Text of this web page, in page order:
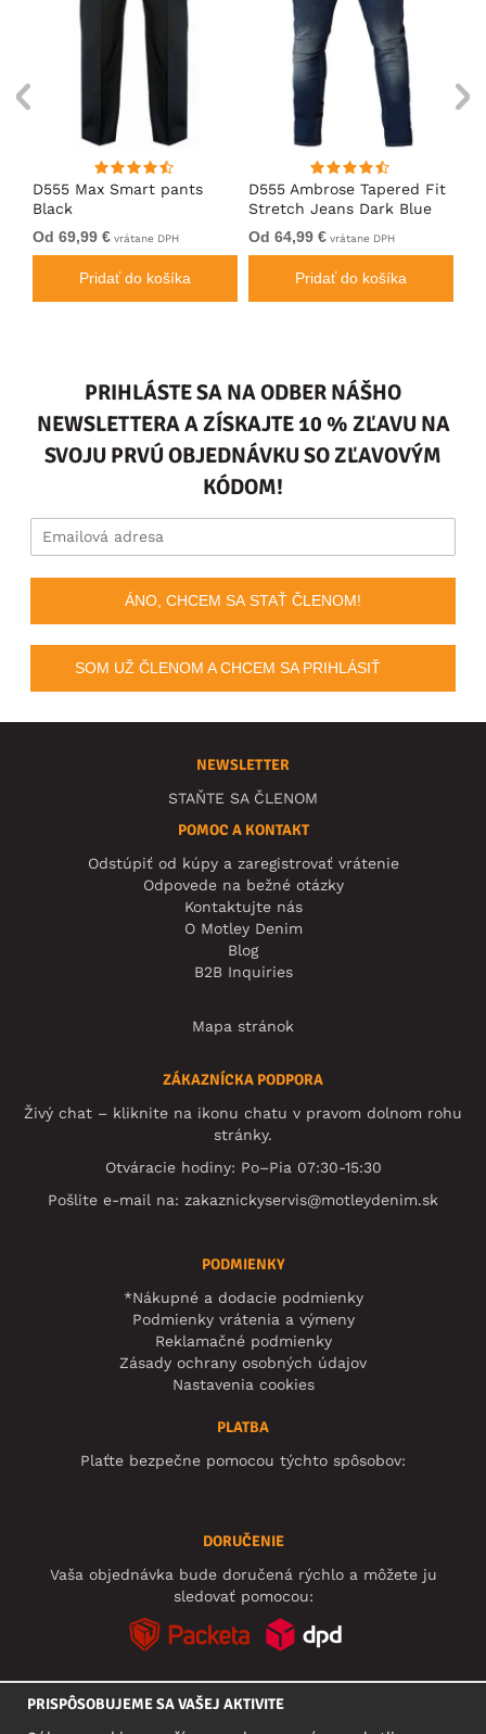
D555 Max Smart pants
Black
Od 69,99 € vrátane DPH
Pridať do košíka
D555 Ambrose Tapered Fit
Stretch Jeans Dark Blue
Od 64,99 € vrátane DPH
Pridať do košíka
PRIHLÁSTE SA NA ODBER NÁŠHO
NEWSLETTERA A ZÍSKAJTE 10 % ZĽAVU NA
SVOJU PRVÚ OBJEDNÁVKU SO ZĽAVOVÝM
KÓDOM!
ÁNO, CHCEM SA STAŤ ČLENOM!
SOM UŽ ČLENOM A CHCEM SA PRIHLÁSIŤ
NEWSLETTER
STAŇTE SA ČLENOM
POMOC A KONTAKT
Odstúpiť od kúpy a zaregistrovať vrátenie
Odpovede na bežné otázky
Kontaktujte nás
O Motley Denim
Blog
B2B Inquiries
Mapa stránok
ZÁKAZNÍCKA PODPORA
Živý chat – kliknite na ikonu chatu v pravom dolnom rohu
stránky.
Otváracie hodiny: Po–Pia 07:30-15:30
Pošlite e-mail na: zakaznickyservis@motleydenim.sk
PODMIENKY
*Nákupné a dodacie podmienky
Podmienky vrátenia a výmeny
Reklamačné podmienky
Zásady ochrany osobných údajov
Nastavenia cookies
PLATBA
Plaťte bezpečne pomocou týchto spôsobov:
DORUČENIE
Vaša objednávka bude doručená rýchlo a môžete ju
sledovať pomocou:
PRISPÔSOBUJEME SA VAŠEJ AKTIVITE